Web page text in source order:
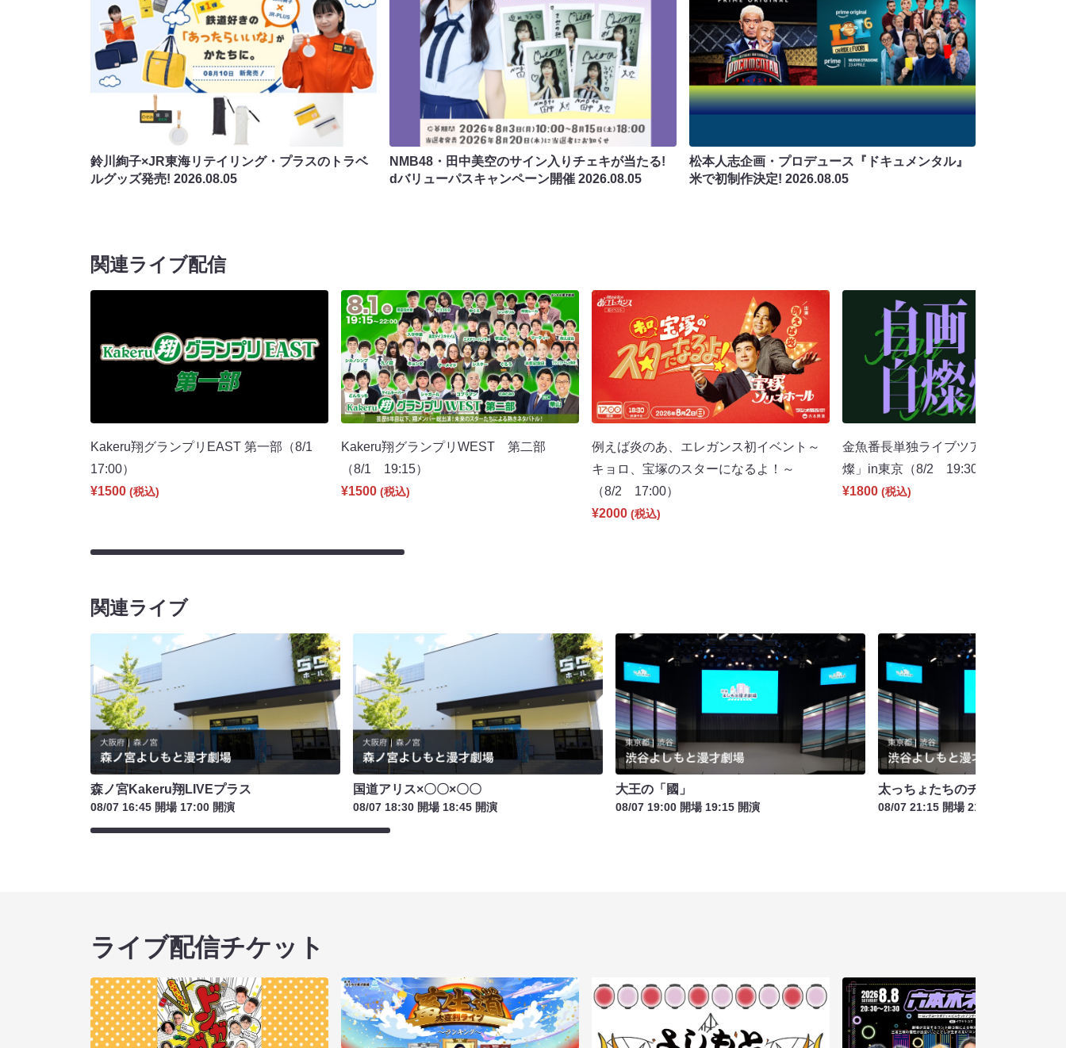
鈴川絢子×JR東海リテイリング・プラスのトラベ
ルグッズ発売! 2026.08.05
NMB48・田中美空のサイン入りチェキが当たる!
dバリューパスキャンペーン開催2026.08.05
松本人志企画・プロデュース『ドキュメンタル』
米で初制作決定! 2026.08.05
関連ライブ配信
Kakeru翔グランプリEAST 第一部（8/1
17:00）
¥1500 (税込)
Kakeru翔グランプリWEST 第二部
（8/1 19:15）
¥1500 (税込)
例えば炎のあ、エレガンス初イベント～
キョロ、宝塚のスターになるよ！～
（8/2 17:00）
¥2000 (税込)
金魚番長単独ライブツアー「自画自燦
燦」in東京（8/2 19:30）
¥1800 (税込)
関連ライブ
森ノ宮Kakeru翔LIVEプラス
08/07 16:45 開場 17:00 開演
国道アリス×〇〇×〇〇
08/07 18:30 開場 18:45 開演
大王の「國」
08/07 19:00 開場 19:15 開演
太っちょたちのチートデー
08/07 21:15 開場 21:30 開演
ライブ配信チケット